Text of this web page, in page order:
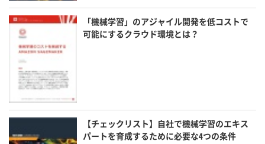
「機械学習」のアジャイル開発を低コストで
可能にするクラウド環境とは？
【チェックリスト】自社で機械学習のエキス
パートを育成するために必要な4つの条件